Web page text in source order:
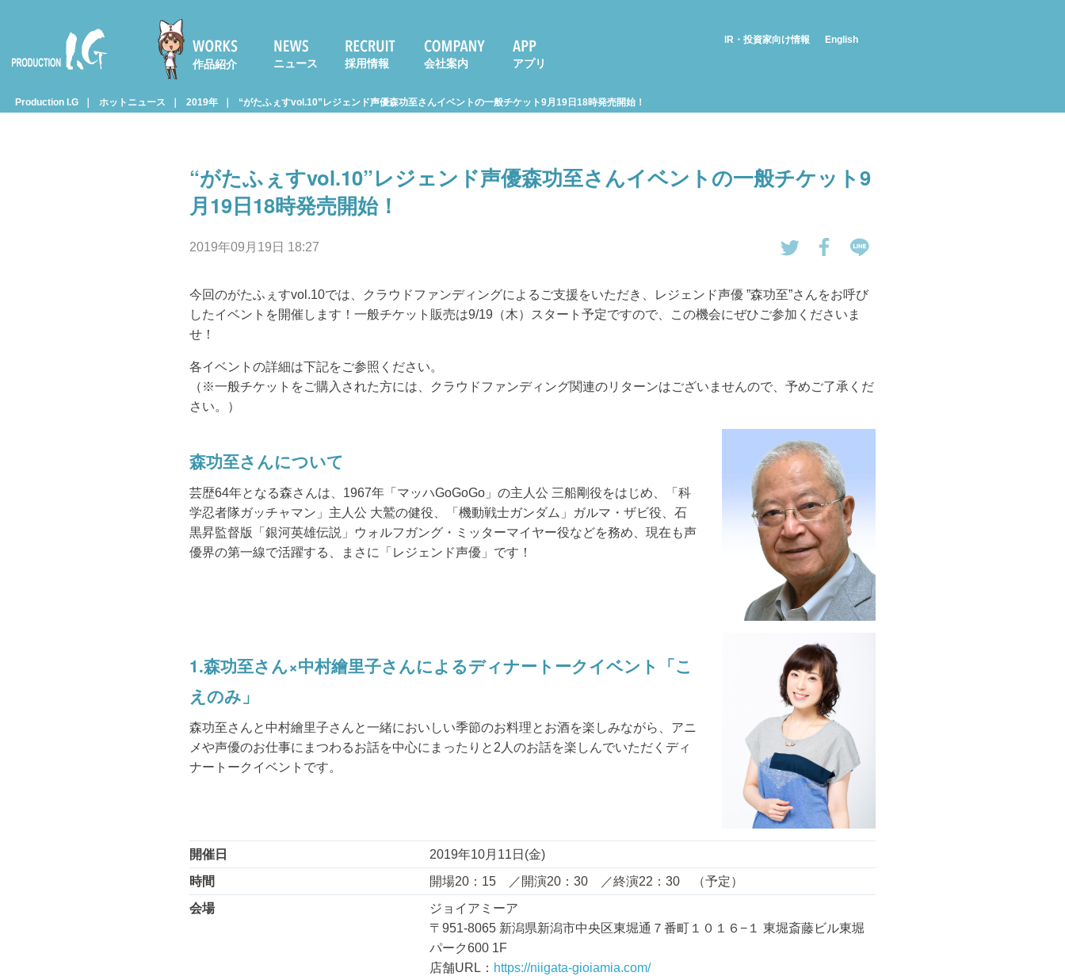
Prod
作品紹介 ニュース 採用情報 会社案内 アプリ
IR・投資家向け情報 English
Production I.G ホットニュース 2019年 “がたふぇすvol.10”レジェンド声優森功至さんイベントの一般チケット9月19日18時発売開始！
“がたふぇすvol.10”レジェンド声優森功至さんイベントの一般チケット9
月19日18時発売開始！
2019年09月19日 18:27
す
る
bo
ok
ェ
で
送
今回のがたふぇすvol.10では、クラウドファンディングによるご支援をいただき、レジェンド声優 ”森功至”さんをお呼び
したイベントを開催します！一般チケット販売は9/19（木）スタート予定ですので、この機会にぜひご参加くださいま
せ！
各イベントの詳細は下記をご参照ください。
（※一般チケットをご購入された方には、クラウドファンディング関連のリターンはございませんので、予めご了承くだ
さい。）
森功至さんについて
芸歴64年となる森さんは、1967年「マッハGoGoGo」の主人公 三船剛役をはじめ、「科
学忍者隊ガッチャマン」主人公 大鷲の健役、「機動戦士ガンダム」ガルマ・ザビ役、石
黒昇監督版「銀河英雄伝説」ウォルフガング・ミッターマイヤー役などを務め、現在も声
優界の第一線で活躍する、まさに「レジェンド声優」です！
1.森功至さん×中村繪里子さんによるディナートークイベント「こ
えのみ」
森功至さんと中村繪里子さんと一緒においしい季節のお料理とお酒を楽しみながら、アニ
メや声優のお仕事にまつわるお話を中心にまったりと2人のお話を楽しんでいただくディ
ナートークイベントです。
開催日
2019年10月11日(金)
時間
開場20：15 ／開演20：30 ／終演22：30 （予定）
会場
ジョイアミーア
〒951-8065 新潟県新潟市中央区東堀通７番町１０１６−１ 東堀斎藤ビル東堀
パーク600 1F
店舗URL： https://niigata-gioiamia.com/